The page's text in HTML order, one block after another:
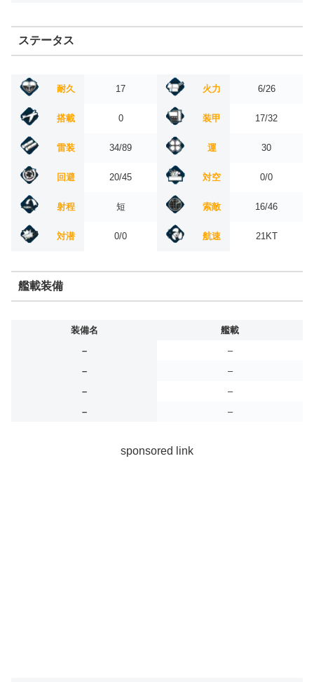
ステータス
耐久 17 火力 6/26
搭載 0 装甲 17/32
雷装 34/89 運 30
回避 20/45 対空 0/0
射程 短 索敵 16/46
対潜 0/0 航速 21KT
艦載装備
装備名
艦載
–
–
–
–
–
–
–
–
sponsored link